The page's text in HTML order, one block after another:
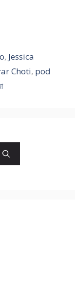
, Jessica
Choti, pod